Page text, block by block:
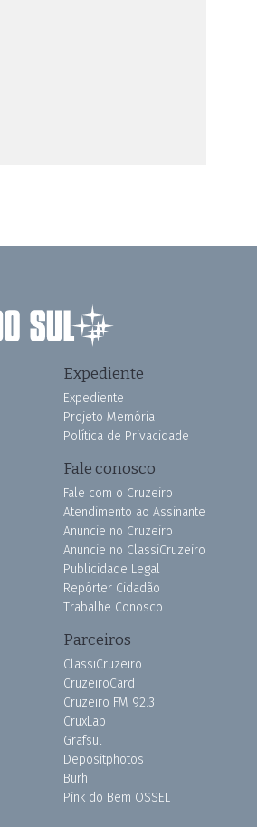
Expediente
Expediente
Projeto Memória
Política de Privacidade
Fale conosco
Fale com o Cruzeiro
Atendimento ao Assinante
Anuncie no Cruzeiro
Anuncie no ClassiCruzeiro
Publicidade Legal
Repórter Cidadão
Trabalhe Conosco
Parceiros
ClassiCruzeiro
CruzeiroCard
Cruzeiro FM 92.3
CruxLab
Grafsul
Depositphotos
Burh
Pink do Bem OSSEL